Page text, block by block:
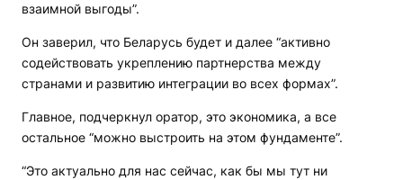
взаимной выгоды”.
Он заверил, что Беларусь будет и далее “активно
содействовать укреплению партнерства между
странами и развитию интеграции во всех формах”.
Главное, подчеркнул оратор, это экономика, а все
остальное “можно выстроить на этом фундаменте”.
“Это актуально для нас сейчас, как бы мы тут ни